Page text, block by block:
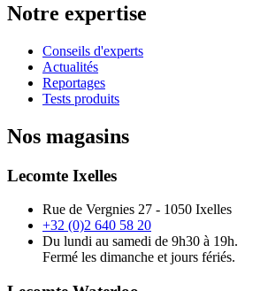
Notre expertise
Conseils d'experts
Actualités
Reportages
Tests produits
Nos magasins
Lecomte Ixelles
Rue de Vergnies 27 - 1050 Ixelles
+32 (0)2 640 58 20
Du lundi au samedi de 9h30 à 19h.
Fermé les dimanche et jours fériés.